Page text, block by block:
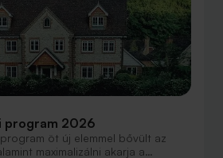
program 2026
öt új elemmel bővült az
maximalizálni akarja a